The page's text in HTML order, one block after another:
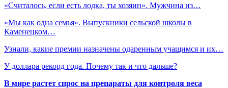
«Считалось, если есть лодка, ты хозяин». Мужчина из…
«Мы как одна семья». Выпускники сельской школы в
Каменецком…
Узнали, какие премии назначены одаренным учащимся и их…
У доллара рекорд года. Почему так и что дальше?
В мире растет спрос на препараты для контроля веса